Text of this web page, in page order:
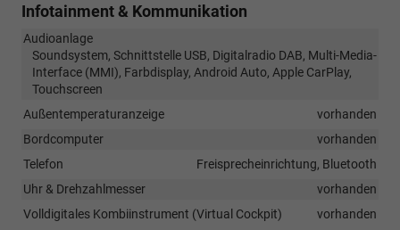
Infotainment & Kommunikation
Audioanlage
Soundsystem, Schnittstelle USB, Digitalradio DAB, Multi-Media-
Interface (MMI), Farbdisplay, Android Auto, Apple CarPlay,
Touchscreen
Außentemperaturanzeige
vorhanden
Bordcomputer
vorhanden
Telefon
Freisprecheinrichtung, Bluetooth
Uhr & Drehzahlmesser
vorhanden
Volldigitales Kombiinstrument (Virtual Cockpit)
vorhanden